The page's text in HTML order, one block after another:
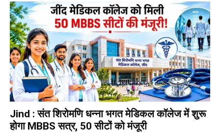
Jind : संत शिरोमणि धन्ना भगत मेडिकल कॉलेज में शुरू
होगा MBBS सत्र, 50 सीटों को मंजूरी